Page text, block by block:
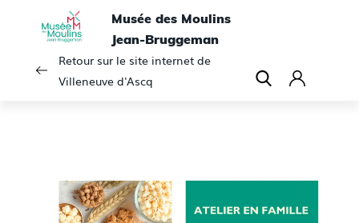
Musée des Moulins
Jean-Bruggeman
Retour sur le site internet de
Villeneuve d'Ascq
C
i